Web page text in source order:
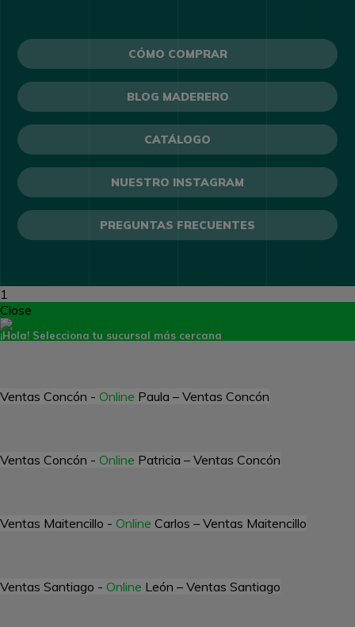
CÓMO COMPRAR
BLOG MADERERO
CATÁLOGO
NUESTRO INSTAGRAM
PREGUNTAS FRECUENTES
1
Close
¡Hola! Selecciona tu sucursal más cercana
Ventas Concón - Online Paula – Ventas Concón
Ventas Concón - Online Patricia – Ventas Concón
Ventas Maitencillo - Online Carlos – Ventas Maitencillo
Ventas Santiago - Online León – Ventas Santiago